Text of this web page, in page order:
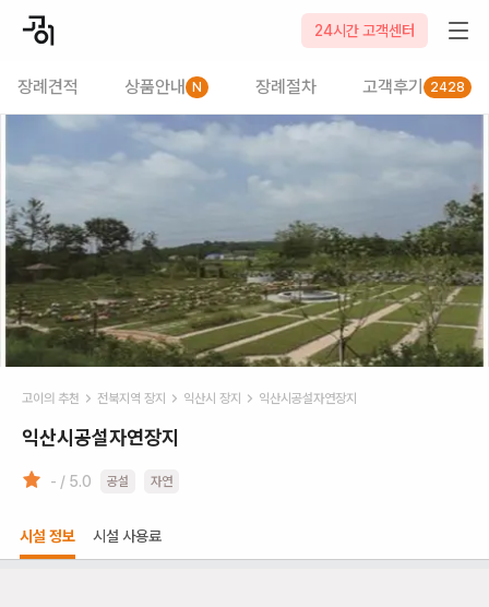
24시간 고객센터
장례견적 상품안내 N 장례절차 고객후기 2428
고이의 추천 전북지역 장지 익산시 장지 익산시공설자연장지
익산시공설자연장지
- / 5.0 공설 자연
시설 정보 시설 사용료